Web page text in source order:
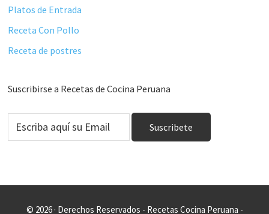
Platos de Entrada
Receta Con Pollo
Receta de postres
Suscribirse a Recetas de Cocina Peruana
© 2026 · Derechos Reservados - Recetas Cocina Peruana -